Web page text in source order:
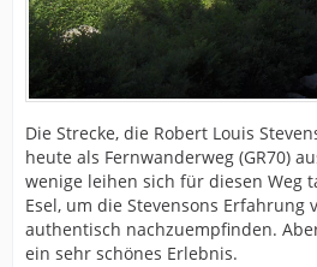
Die Strecke, die Robert Louis
heute als Fernwanderweg (GR70)
wenige leihen sich für diesen Weg
Esel, um die Stevensons Erfahrung
authentisch nachzuempfinden.
ein sehr schönes Erlebnis.